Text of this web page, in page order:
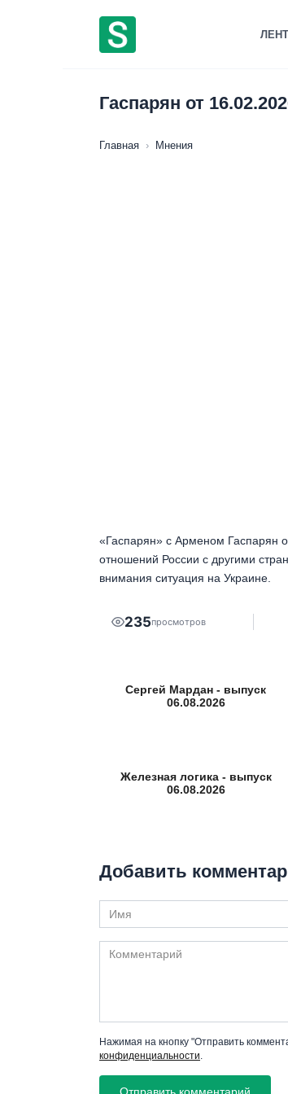
Гаспарян от
Главная › Мнения
«Гаспарян» с Арменом Гаспарян
отношений России с другими
внимания ситуация на Украине.
235просмотров
Сергей Мардан - выпуск
06.08.2026
Железная логика - выпуск
06.08.2026
Добавить
Имя
Комментарий
Нажимая на кнопку "Отправить
конфиденциальности.